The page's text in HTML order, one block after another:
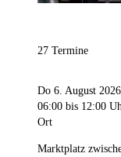
27 Termine
Do 6. August 2026
06:00 bis 12:00
Ort
Marktplatz